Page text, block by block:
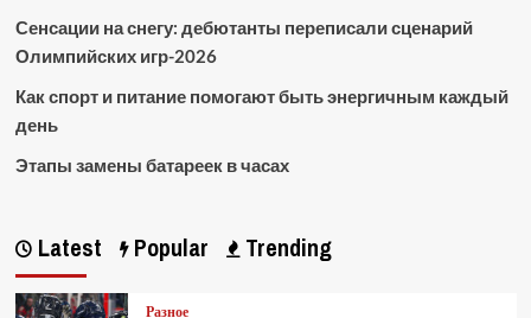
Сенсации на снегу: дебютанты переписали сценарий
Олимпийских игр-2026
Как спорт и питание помогают быть энергичным каждый
день
Этапы замены батареек в часах
Latest Popular Trending
Разное